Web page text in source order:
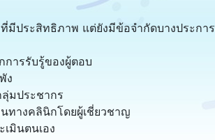
มีประสิทธิภาพ แต่ยังมีข้อจำกัดบางประการ
การรับรู้ของผู้ตอบ
ง
มประชากร
ทางคลินิกโดยผู้เชี่ยวชาญ
มินตนเอง